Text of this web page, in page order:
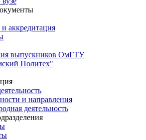
аккредитация
выпускников ОмГТУ
Политех"
и направления
деятельность